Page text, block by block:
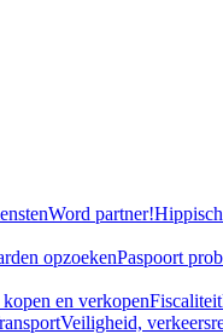
Word partner!
opzoekenPaspoort
en verkopenFiscaliteit
Veiligheid,